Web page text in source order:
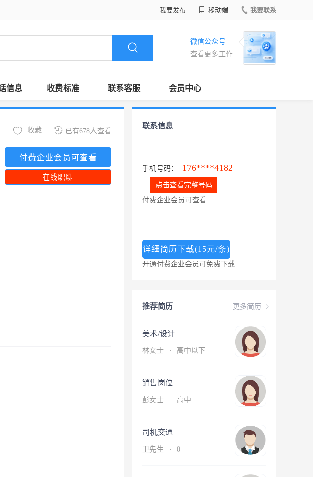
我要发布 移动端 我要联系
微信公众号
查看更多工作
信息 收费标准 联系客服 会员中心
已有678人查看
收藏
付费企业会员可查看
在线职聊
联系信息
手机号码： 176****4182
点击查看完整号码
付费企业会员可查看
详细简历下载(15元/条)
开通付费企业会员可免费下载
更多简历
推荐简历
美术/设计
林女士 · 高中以下
销售岗位
彭女士 · 高中
司机交通
卫先生 · 0